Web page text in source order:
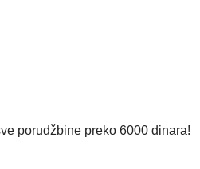
porudžbine preko 6000 dinara!